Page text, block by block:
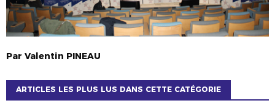
Par Valentin PINEAU
ARTICLES LES PLUS LUS DANS CETTE CATÉGORIE